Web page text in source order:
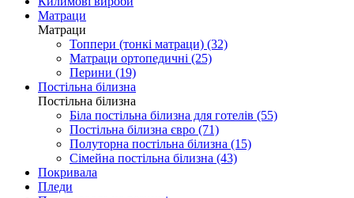
Матраци
Матраци
Топпери (тонкі матраци) (32)
Матраци ортопедичні (25)
Перини (19)
Постільна білизна
Постільна білизна
Біла постільна білизна для готелів (55)
Постільна білизна євро (71)
Полуторна постільна білизна (15)
Сімейна постільна білизна (43)
Покривала
Пледи